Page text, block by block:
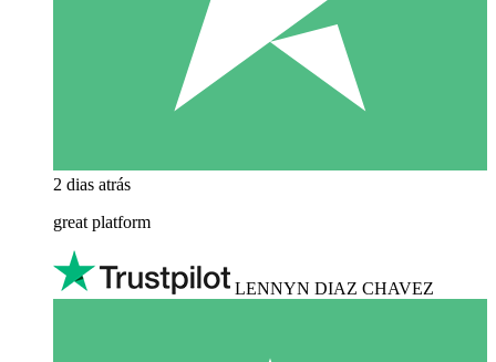
2 dias atrás
great platform
LENNYN DIAZ CHAVEZ